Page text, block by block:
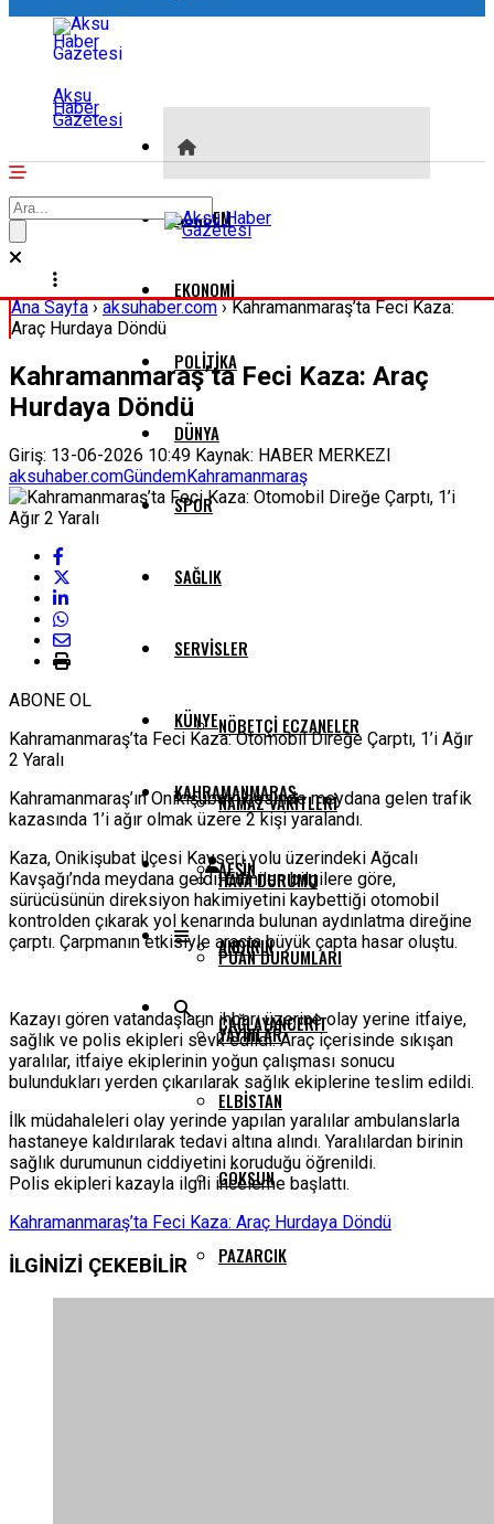
Aksu
Haber
Gazetesi
GÜNDEM
EKONOMI
POLITIKA
DÜNYA
SPOR
SAĞLIK
SERVISLER
NÖBETÇI ECZANELER
NAMAZ VAKITLERI
HAVA DURUMU
PUAN DURUMLARI
YAYINLAR
KÜNYE
KAHRAMANMARAŞ
AFŞIN
ANDIRIN
ÇAĞLAYANCERIT
ELBISTAN
GÖKSUN
PAZARCIK
Ana Sayfa›aksuhaber.com›Kahramanmaraş’ta Feci Kaza:
Araç Hurdaya Döndü
Kahramanmaraş’ta Feci Kaza: Araç
Hurdaya Döndü
Giriş: 13-06-2026 10:49 Kaynak: HABER MERKEZI
aksuhaber.comGündemKahramanmaraş
ABONE OL
Kahramanmaraş’ta Feci Kaza: Otomobil Direğe Çarptı, 1’i Ağır
2 Yaralı
Kahramanmaraş’ın Onikişubat ilçesinde meydana gelen trafik
kazasında 1’i ağır olmak üzere 2 kişi yaralandı.
Kaza, Onikişubat ilçesi Kayseri yolu üzerindeki Ağcalı
Kavşağı’nda meydana geldi. Edinilen bilgilere göre,
sürücüsünün direksiyon hakimiyetini kaybettiği otomobil
kontrolden çıkarak yol kenarında bulunan aydınlatma direğine
çarptı. Çarpmanın etkisiyle araçta büyük çapta hasar oluştu.
Kazayı gören vatandaşların ihbarı üzerine olay yerine itfaiye,
sağlık ve polis ekipleri sevk edildi. Araç içerisinde sıkışan
yaralılar, itfaiye ekiplerinin yoğun çalışması sonucu
bulundukları yerden çıkarılarak sağlık ekiplerine teslim edildi.
İlk müdahaleleri olay yerinde yapılan yaralılar ambulanslarla
hastaneye kaldırılarak tedavi altına alındı. Yaralılardan birinin
sağlık durumunun ciddiyetini koruduğu öğrenildi.
Polis ekipleri kazayla ilgili inceleme başlattı.
Kahramanmaraş’ta Feci Kaza: Araç Hurdaya Döndü
İLGİNİZİ ÇEKEBİLİR